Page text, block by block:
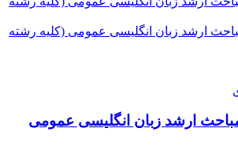
ارشد زبان انگلیسی عمومی